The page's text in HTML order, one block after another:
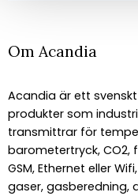
Om Acandia
Acandia är ett
produkter som
transmittrar för
barometertryck, CO2,
GSM, Ethernet eller
gaser, gasberedning,